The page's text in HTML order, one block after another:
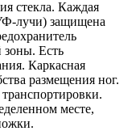
стекла. Каждая
лучи) защищена
зоны. Есть
Каркасная
размещения ног.
месте,